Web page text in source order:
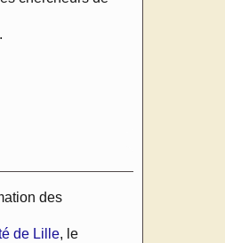
des
de Lille, le